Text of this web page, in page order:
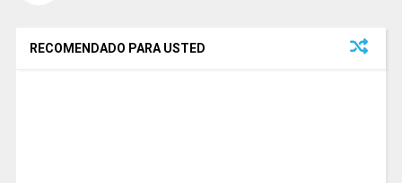
RECOMENDADO PARA USTED